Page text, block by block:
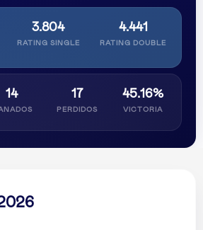
3.804
RATING SINGLE
4.441
RATING DOUBLE
14 17
PERDIDOS
45.16%
VICTORIA